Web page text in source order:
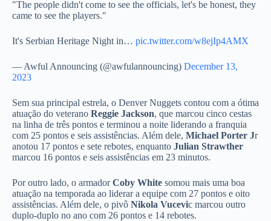
"The people didn't come to see the officials, let's be honest, they
came to see the players."
It's Serbian Heritage Night in… pic.twitter.com/w8ejIp4AMX
— Awful Announcing (@awfulannouncing) December 13,
2023
Sem sua principal estrela, o Denver Nuggets contou com a ótima
atuação do veterano Reggie Jackson, que marcou cinco cestas
na linha de três pontos e terminou a noite liderando a franquia
com 25 pontos e seis assistências. Além dele, Michael Porter Jr
anotou 17 pontos e sete rebotes, enquanto Julian Strawther
marcou 16 pontos e seis assistências em 23 minutos.
Por outro lado, o armadorCoby White somou mais uma boa
atuação na temporada ao liderar a equipe com 27 pontos e oito
assistências. Além dele, o pivô Nikola Vucevic marcou outro
duplo-duplo no ano com 26 pontos e 14 rebotes.